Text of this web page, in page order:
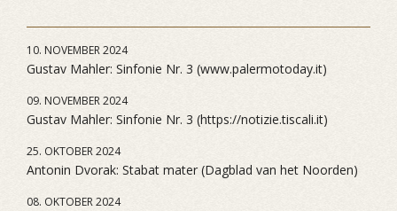
10. NOVEMBER 2024
Gustav Mahler: Sinfonie Nr. 3 (www.palermotoday.it)
09. NOVEMBER 2024
Gustav Mahler: Sinfonie Nr. 3 (https://notizie.tiscali.it)
25. OKTOBER 2024
Antonin Dvorak: Stabat mater (Dagblad van het Noorden)
08. OKTOBER 2024